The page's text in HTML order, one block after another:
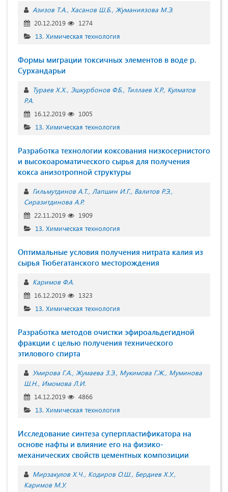
Азизов Т.А. Хасанов Ш.Б. Жуманиязова М.Э.
20.12.2019
1274
13. Химическая технология
Формы миграции токсичных элементов в воде р.
Сурхандарьи
Тураев Х.Х. Эшкурбонов Ф.Б. Тиллаев Х.Р. Кулматов
Р.А.
16.12.2019
1005
13. Химическая технология
Разработка технологии коксования низкосернистого
и высокоароматического сырья для получения
кокса анизотропной структуры
Гильмутдинов А.Т. Лапшин И.Г. Валитов Р.Э.
Сиразитдинова А.Р.
22.11.2019
1909
13. Химическая технология
Оптимальные условия получения нитрата калия из
сырья Тюбегатанского месторождения
Каримов Ф.А.
16.12.2019
1323
13. Химическая технология
Разработка методов очистки эфироальдегидной
фракции с целью получения технического
этилового спирта
Умирова Г.А. Жумаева З.Э. Мукимова Г.Ж. Муминова
Ш.Н. Имомова Л.И.
14.12.2019
4866
13. Химическая технология
Исследование синтеза суперпластификатора на
основе нафты и влияние его на физико-
механических свойств цементных композиции
Мирзакулов Х.Ч. Кодиров О.Ш. Бердиев Х.У.
Каримов М.У.